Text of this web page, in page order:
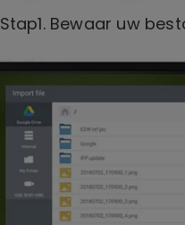
Stap1. Bewaar uw